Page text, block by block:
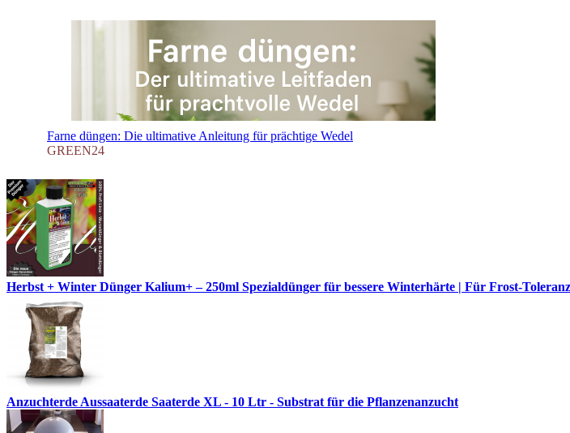
Farne düngen: Die ultimative Anleitung für prächtige Wedel
GREEN24
Herbst + Winter Dünger Kalium+ – 250ml Spezialdünger für bessere Winterhärte | Für Frost-
Anzuchterde Aussaaterde Saaterde XL - 10 Ltr - Substrat für die Pflanzenanzucht